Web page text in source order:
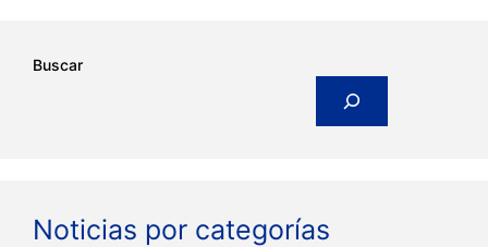
Buscar
Noticias por categorías